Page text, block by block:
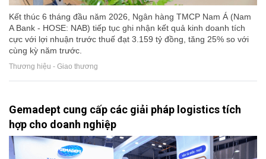
Kết thúc 6 tháng đầu năm 2026, Ngân hàng TMCP Nam Á (Nam
A Bank - HOSE: NAB) tiếp tục ghi nhận kết quả kinh doanh tích
cực với lợi nhuận trước thuế đạt 3.159 tỷ đồng, tăng 25% so với
cùng kỳ năm trước.
Thương hiệu - Giao thương
Gemadept cung cấp các giải pháp logistics tích
hợp cho doanh nghiệp